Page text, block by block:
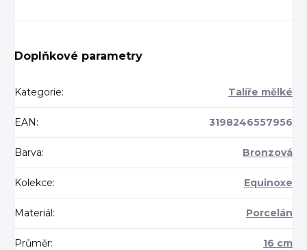
Doplňkové parametry
Kategorie: Talíře mělké
EAN: 3198246557956
Barva: Bronzová
Kolekce: Equinoxe
Materiál: Porcelán
Průměr: 16 cm